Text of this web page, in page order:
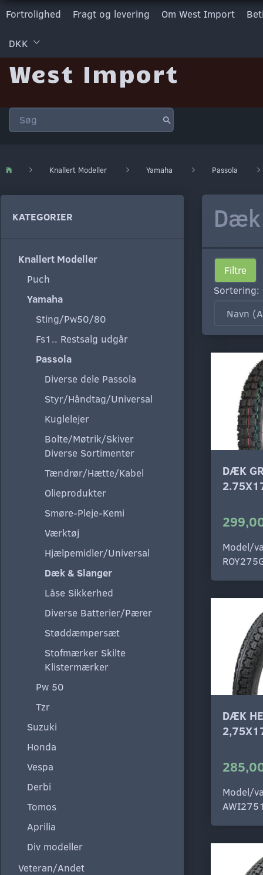
Fortrolighed Fragt og levering Om West Import
DKK
West Import
Knallert Modeller Yamaha Passola
KATEGORIER
Knallert Modeller
Puch
Yamaha
Sting/Pw50/80
Fs1.. Restsalg udgår
Passola
Diverse dele Passola
Styr/Håndtag/Universal
Kuglelejer
Bolte/Møtrik/Skiver
Diverse Sortimenter
Tændrør/Hætte/Kabel
Olieprodukter
Smøre-Pleje-Kemi
Værktøj
Hjælpemidler/Universal
Dæk & Slanger
Låse Sikkerhed
Diverse Batterier/Pærer
Støddæmpersæt
Stofmærker Skilte
Klistermærker
Pw 50
Tzr
Suzuki
Honda
Vespa
Derbi
Tomos
Aprilia
Div modeller
Veteran/Andet
Filtre
Sortering:
DÆK
Model/
DÆK
Model/